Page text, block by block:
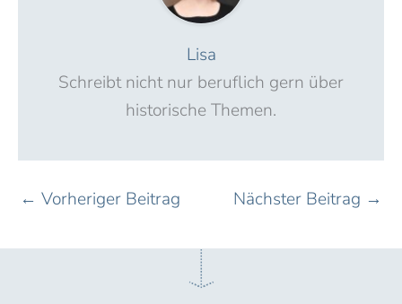
Lisa
Schreibt nicht nur beruflich gern über
historische Themen.
← Vorheriger Beitrag Nächster Beitrag →